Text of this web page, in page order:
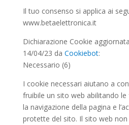
Il tuo consenso si applica ai
www.betaelettronica.it
Dichiarazione Cookie
14/04/23 da Cookiebot:
Necessario (6)
I cookie necessari aiutano a
fruibile un sito web abilitando
la navigazione della pagina e
protette del sito. Il sito web